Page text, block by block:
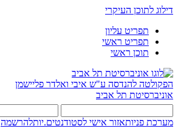
דילוג לתוכן העיקרי
תפריט עליון
תפריט ראשי
תוכן ראשי
הפקולטה להנדסה ע"ש איבי ואלדר פליישמן
אוניברסיטת תל אביב
מערכת פניותאזור אישי לסטודנטים.יותלהרשמה